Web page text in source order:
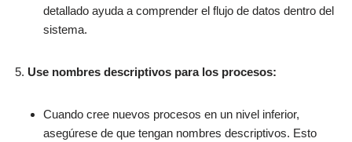
detallado ayuda a comprender el flujo de datos dentro del
sistema.
Use nombres descriptivos para los procesos:
Cuando cree nuevos procesos en un nivel inferior,
asegúrese de que tengan nombres descriptivos. Esto